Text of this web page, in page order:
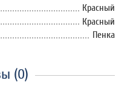
Красный
Красный
Пенка
(0)